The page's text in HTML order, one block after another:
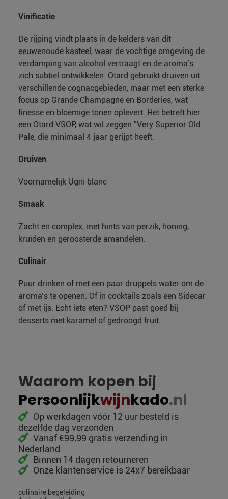
Vinificatie
De rijping vindt plaats in de kelders van dit
eeuwenoude kasteel, waar de vochtige omgeving de
verdamping van alcohol vertraagt en de aroma’s
zich subtiel ontwikkelen. Otard gebruikt druiven uit
verschillende cognacgebieden, maar met een sterke
focus op Grande Champagne en Borderies, wat
finesse en bloemige tonen oplevert. Het betreft hier
een Otard VSOP, wat wil zeggen "Very Superior Old
Pale, die minimaal 4 jaar gerijpt heeft.
Druiven
Voornamelijk Ugni blanc
Smaak
Zacht en complex, met hints van perzik, honing,
kruiden en geroosterde amandelen.
Culinair
Puur drinken of met een paar druppels water om de
aroma’s te openen. Of in cocktails zoals een Sidecar
of met ijs. Echt iets eten? VSOP past goed bij
desserts met karamel of gedroogd fruit.
Waarom kopen bij
Persoonlijkwijnkado.nl
Op werkdagen vóór 12 uur besteld is
dezelfde dag verzonden
Vanaf €99,99 gratis verzending in
Nederland
Binnen 14 dagen retourneren
Onze klantenservice is 24x7 bereikbaar
culinaire begeleiding